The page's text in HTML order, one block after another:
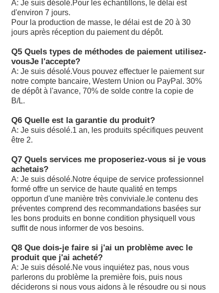
A10VSO140DFR1/31R-PPB12N00
A10VSO140DRS/32R-VPB12N00: Les données sont
fournies par les autorités compétentes.
Les produits de la catégorie A doivent être soumis à
un contrôle de conformité.
Les données sont fournies par les autorités
compétentes de l'État membre concerné.
Les données sont fournies par les autorités
compétentes de l'État membre de l'expédition.
Les données sont fournies par les autorités
situé.
A10VSO140DR/31R-PPB12N00: Les données sont
fournies par les autorités compétentes.
Le système de détection de l'urine doit être utilisé
pour la détection de l'urine.
Le système de détection de l'urine doit être conforme
à l'annexe I du présent règlement.
Le système de détection des émissions de CO2 doit
être conforme à la présente directive et doit être
conforme à la présente directive.
Les données sont fournies par les autorités
Les données sont fournies à l'aide de la méthode
suivante:
Les données sont fournies à l'aide de la méthode
suivante:
Les données sont fournies par les autorités
A: Je suis désolé.Pour les échantillons, le délai est
d'environ 7 jours.
Pour la production de masse, le délai est de 20 à 30
jours après réception du paiement du dépôt.
Q5 Quels types de méthodes de paiement utilisez-
vousJe l'accepte?
A: Je suis désolé.Vous pouvez effectuer le paiement sur
notre compte bancaire, Western Union ou PayPal. 30%
de dépôt à l'avance, 70% de solde contre la copie de
B/L.
Q6 Quelle est la garantie du produit?
A: Je suis désolé.1 an, les produits spécifiques peuvent
être 2.
Q7 Quels services me proposeriez-vous si je vous
achetais?
A: Je suis désolé.Notre équipe de service professionnel
formé offre un service de haute qualité en temps
opportun d'une manière très conviviale.le contenu des
préventes comprend des recommandations basées sur
les bons produits en bonne condition physiqueIl vous
suffit de nous informer de vos besoins.
Q8 Que dois-je faire si j'ai un problème avec le
produit que j'ai acheté?
A: Je suis désolé.Ne vous inquiétez pas, nous vous
parlerons du problème la première fois, puis nous
déciderons si nous vous aidons à le résoudre ou si nous